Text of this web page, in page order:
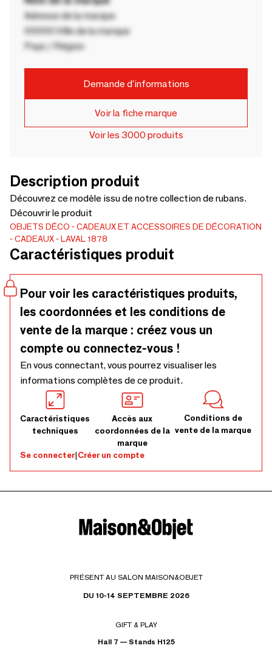
Adresse de la marque
00000 Ville de la marque
Pays / Région
Demande d'informations
Voir la fiche marque
Voir les 3000 produits
Description produit
Découvrez ce modèle issu de notre collection de rubans.
Découvrir le produit
OBJETS DÉCO
CADEAUX ET ACCESSOIRES DE DÉCORATION
CADEAUX
LAVAL 1878
Caractéristiques produit
Pour voir les caractéristiques produits,
les coordonnées et les conditions de
vente de la marque : créez vous un
compte ou connectez-vous !
En vous connectant, vous pourrez visualiser les
informations complètes de ce produit.
Caractéristiques
techniques
Accès aux
coordonnées de la
marque
Conditions de
vente de la marque
Se connecter|Créer un compte
PRÉSENT AU SALON MAISON&OBJET
DU 10-14 SEPTEMBRE 2026
GIFT & PLAY
Hall 7 — Stands H125